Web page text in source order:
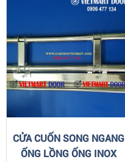
CỬA CUỐN SONG NGANG
ỐNG LỒNG ỐNG INOX